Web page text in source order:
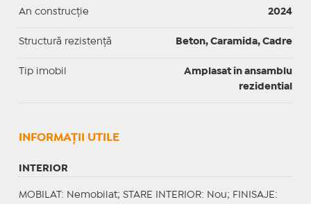
An construcție 2024
Structură rezistență Beton, Caramida, Cadre
Tip imobil
Amplasat in ansamblu
rezidential
INFORMAŢII UTILE
INTERIOR
MOBILAT : Nemobilat; STARE INTERIOR: Nou; FINISAJE :